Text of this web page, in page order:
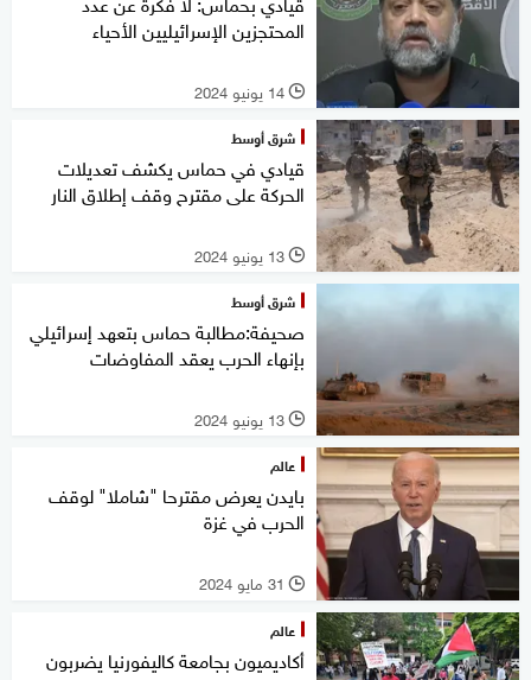
المحتجزين الإسرائيليين الأحياء
l 14 يونيو 2024
شرق أوسط
قيادي في حماس يكشف تعديلات
الحركة على مقترح وقف إطلاق النار
l 13 يونيو 2024
شرق أوسط
صحيفة:مطالبة حماس بتعهد إسرائيلي
بإنهاء الحرب يعقد المفاوضات
l 13 يونيو 2024
عالم
بايدن يعرض مقترحا "شاملا" لوقف
الحرب في غزة
l 31 مايو 2024
عالم
أكاديميون بجامعة كاليفورنيا يضربون